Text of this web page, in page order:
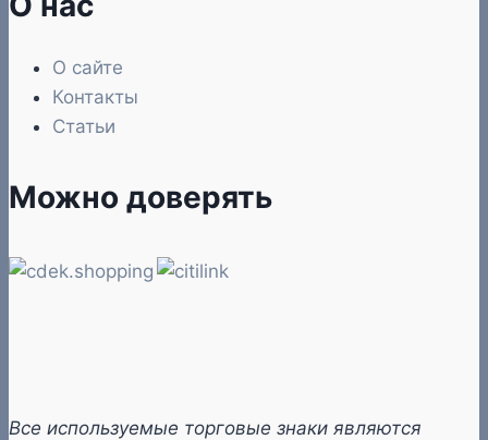
О сайте
Контакты
Статьи
Можно доверять
Все используемые торговые знаки являются